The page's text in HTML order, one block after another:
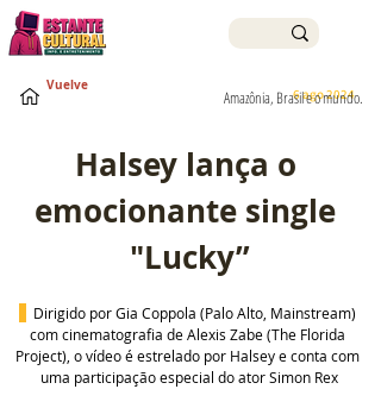
6 ago 2024
Amazônia, Brasil e o mundo.
Vuelve
Halsey lança o
emocionante single
"Lucky”
Dirigido por Gia Coppola (Palo Alto, Mainstream)
com cinematografia de Alexis Zabe (The Florida
Project), o vídeo é estrelado por Halsey e conta com
uma participação especial do ator Simon Rex